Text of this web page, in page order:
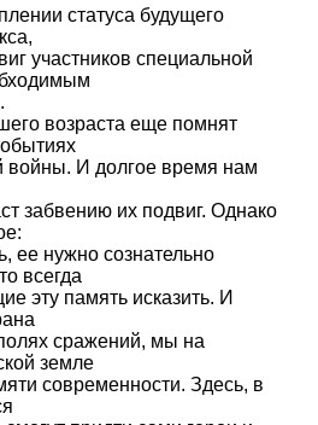
статуса будущего
участников специальной
возраста еще помнят
войны. И долгое время нам
забвению их подвиг. Однако
ее нужно сознательно
всегда
эту память исказить. И
сражений, мы на
земле
современности. Здесь, в